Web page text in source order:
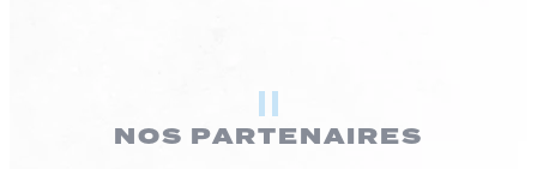
NOS PARTENAIRES